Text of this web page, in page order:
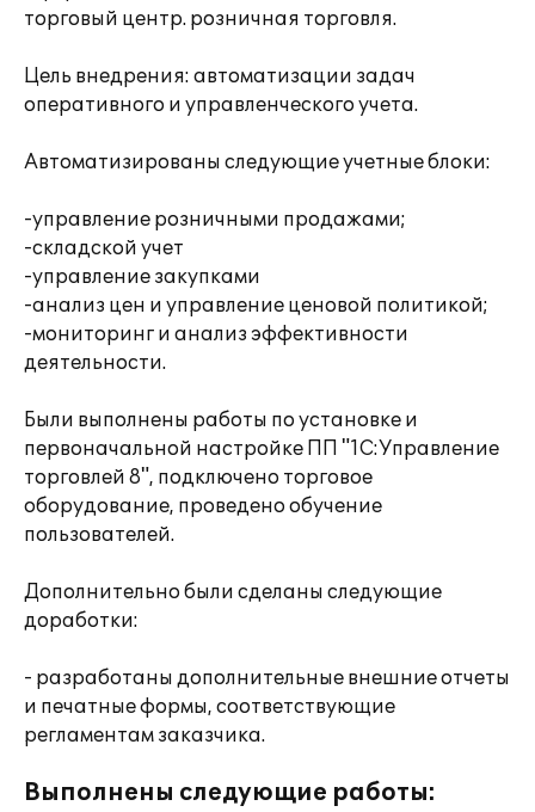
торговый центр. розничная торговля.
Цель внедрения: автоматизации задач
оперативного и управленческого учета.
Автоматизированы следующие учетные блоки:
-управление розничными продажами;
-складской учет
-управление закупками
-анализ цен и управление ценовой политикой;
-мониторинг и анализ эффективности
деятельности.
Были выполнены работы по установке и
первоначальной настройке ПП "1С:Управление
торговлей 8", подключено торговое
оборудование, проведено обучение
пользователей.
Дополнительно были сделаны следующие
доработки:
- разработаны дополнительные внешние отчеты
и печатные формы, соответствующие
регламентам заказчика.
Выполнены следующие работы: